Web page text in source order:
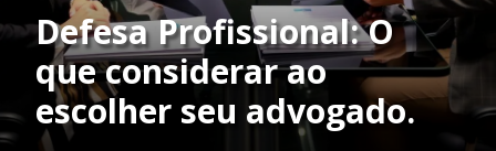
Defesa Profissional: O
que considerar ao
escolher seu advogado.